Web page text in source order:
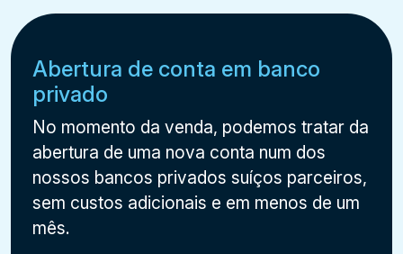
Abertura de conta em banco
privado
No momento da venda, podemos tratar da
abertura de uma nova conta num dos
nossos bancos privados suíços parceiros,
sem custos adicionais e em menos de um
mês.